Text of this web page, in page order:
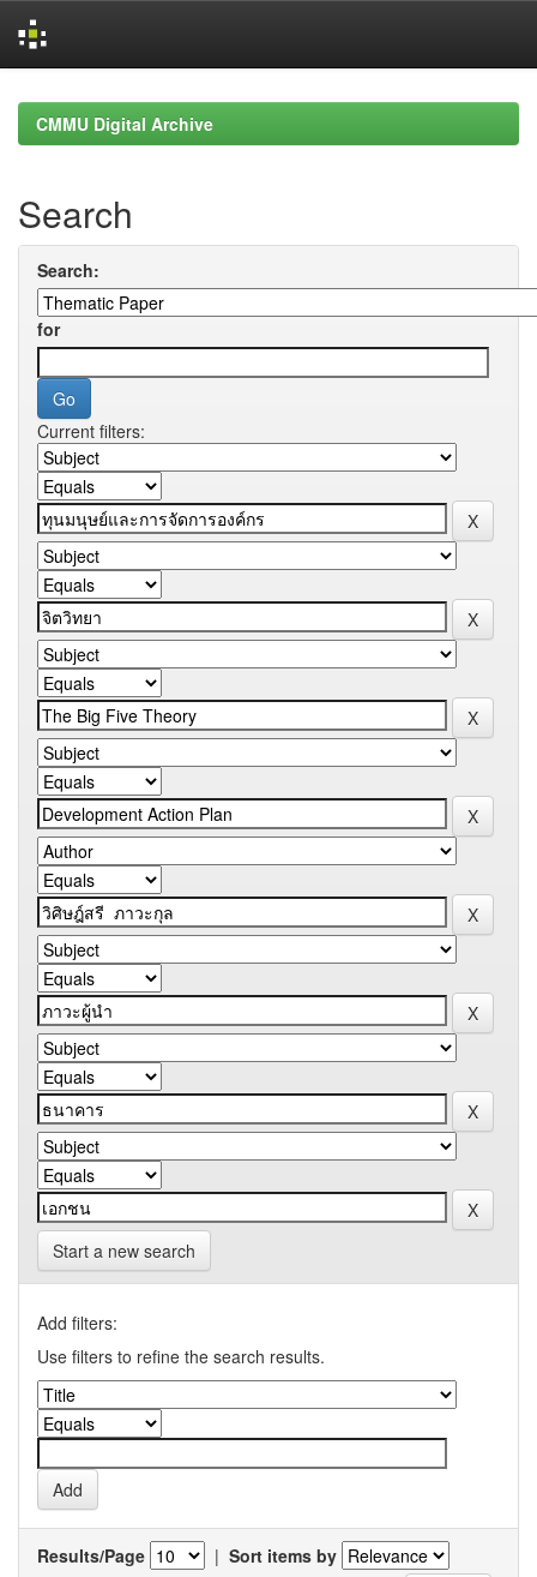
navigationCMMU Digital Archive
Search
Search:
for
Current filters:
Start a new search
Add filters:
Use filters to refine the search results.
Results/Page | Sort items by